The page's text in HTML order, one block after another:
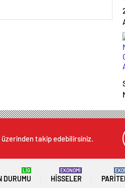
takip edebilirsiniz.
DURUMU
LİG
HISSELER
EKONOMİ